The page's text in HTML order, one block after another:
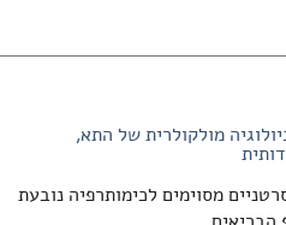
מולקולרית של התא
מסוימים לכימותרפיה נובעת